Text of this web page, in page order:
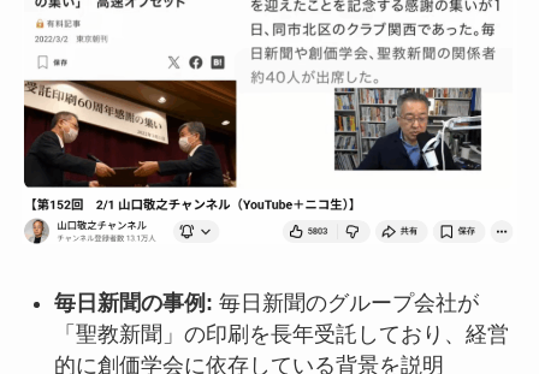
毎日新聞の事例: 毎日新聞のグループ会社が
「聖教新聞」の印刷を長年受託しており、経営
的に創価学会に依存している背景を説明